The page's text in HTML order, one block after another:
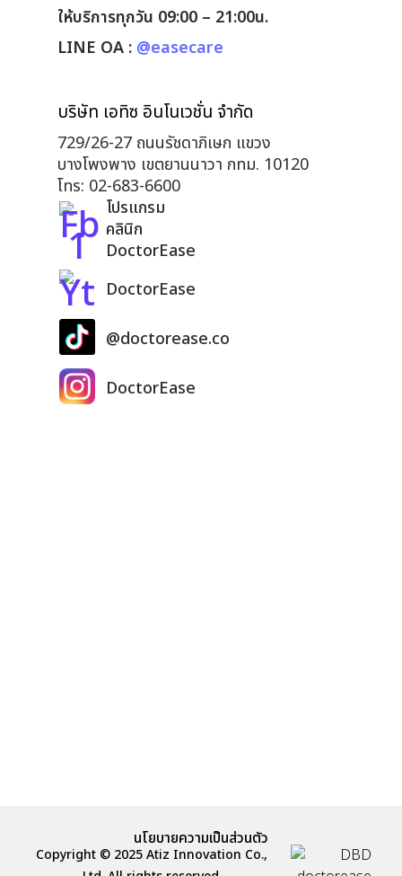
ให้บริการทุกวัน 09:00 – 21:00น.
LINE OA : @easecare
บริษัท เอทิซ อินโนเวชั่น จำกัด
729/26-27 ถนนรัชดาภิเษก แขวง
บางโพงพาง เขตยานนาวา กทม. 10120
โทร: 02-683-6600
โปรแกรม
คลินิก
DoctorEase
DoctorEase
@doctorease.co
DoctorEase
นโยบายความเป็นส่วนตัว
Copyright © 2025 Atiz Innovation Co.,